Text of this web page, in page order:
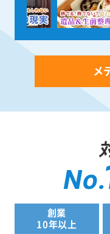
メ
No.
創業
10年以上